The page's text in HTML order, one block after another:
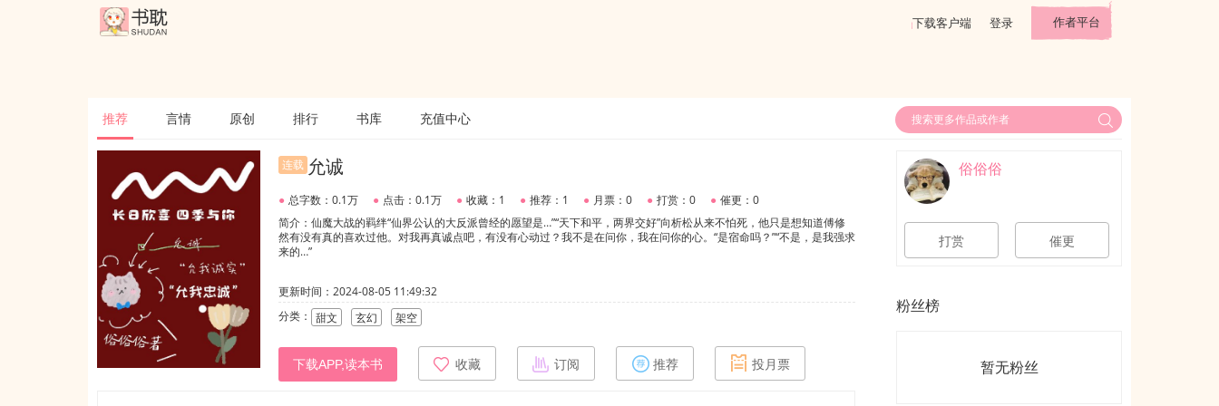
下载客户端 登录 作者平台
推荐 言情 原创 排行 书库 充值中心
连载 允诚
● 总字数：0.1万 ● 点击：0.1万 ● 收藏：1 ● 推荐：1 ● 月票：0 ● 打赏：0 ● 催更：0
简介：仙魔大战的羁绊“仙界公认的大反派曾经的愿望是…”“天下和平，两界交好”向析松从来不怕死，他只是想知道傅修
然有没有真的喜欢过他。对我再真诚点吧，有没有心动过？我不是在问你，我在问你的心。“是宿命吗？”“不是，是我强求
来的…”
更新时间：2024-08-05 11:49:32
分类： 甜文 玄幻 架空
下载APP,读本书 收藏 订阅 推荐 投月票
俗俗俗
打赏 催更
粉丝榜
暂无粉丝